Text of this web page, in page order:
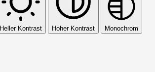
Heller Kontrast Hoher Kontrast Monochrom